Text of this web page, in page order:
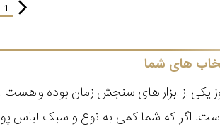
1
های شما
یکی از ابزار های سنجش زمان بوده و
اگر که شما کمی به نوع و سبک لباس